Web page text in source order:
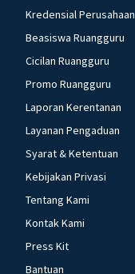
Kredensial Perusahaan
Beasiswa Ruangguru
Cicilan Ruangguru
Promo Ruangguru
Laporan Kerentanan
Layanan Pengaduan
Syarat & Ketentuan
Kebijakan Privasi
Tentang Kami
Kontak Kami
Press Kit
Bantuan